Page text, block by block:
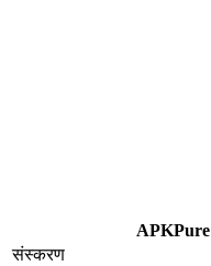
APKPure
संस्करण